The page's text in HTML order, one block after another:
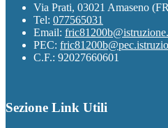
Via Prati, 03021 Amaseno
Tel: 077565031
Email:
PEC:
C.F.: 92027660601
Sezione Link Utili